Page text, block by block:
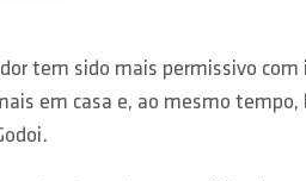
tem sido mais permissivo
em casa e, ao mesmo